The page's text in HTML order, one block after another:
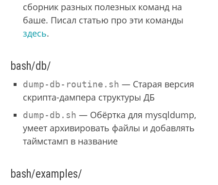
сборник разных полезных команд на
баше. Писал статью про эти команды
здесь.
bash/db/
dump-db-routine.sh — Старая версия
скрипта-дампера структуры ДБ
dump-db.sh — Обёртка для mysqldump,
умеет архивировать файлы и добавлять
таймстамп в название
bash/examples/